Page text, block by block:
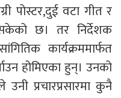
पोस्टर,दुई वटा गीत र
छ। तर निर्देशक
कार्यक्रममार्फत
होमिएका हुन्। उनको
प्रचारप्रसारमा कुनै